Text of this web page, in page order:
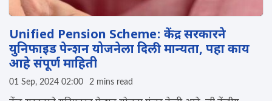
Unified Pension Scheme: केंद्र सरकारने
युन‍िफाइड पेन्शन योजनेला द‍िली मान्यता, पहा काय
आहे संपूर्ण माहिती
01 Sep, 2024 02:00 2 mins read